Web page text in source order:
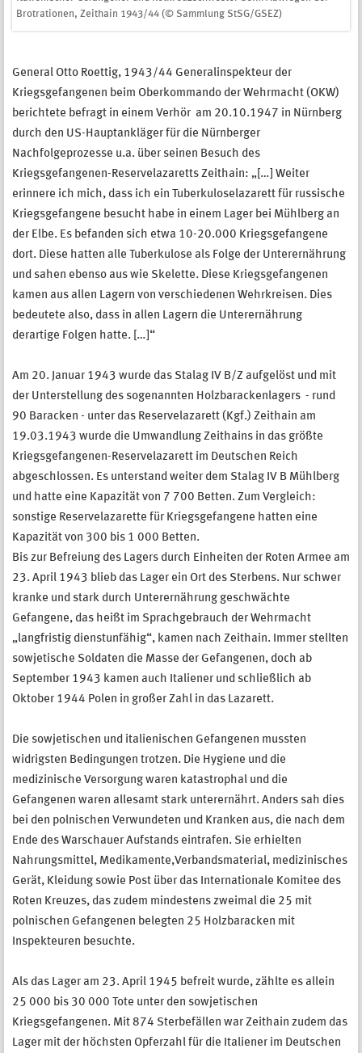
Brotrationen, Zeithain 1943/44 (© Sammlung StSG/GSEZ)
General Otto Roettig, 1943/44 Generalinspekteur der
Kriegsgefangenen beim Oberkommando der Wehrmacht (OKW)
berichtete befragt in einem Verhör am 20.10.1947 in Nürnberg
durch den US-Hauptankläger für die Nürnberger
Nachfolgeprozesse u.a. über seinen Besuch des
Kriegsgefangenen-Reservelazaretts Zeithain: „[…] Weiter
erinnere ich mich, dass ich ein Tuberkuloselazarett für russische
Kriegsgefangene besucht habe in einem Lager bei Mühlberg an
der Elbe. Es befanden sich etwa 10-20.000 Kriegsgefangene
dort. Diese hatten alle Tuberkulose als Folge der Unterernährung
und sahen ebenso aus wie Skelette. Diese Kriegsgefangenen
kamen aus allen Lagern von verschiedenen Wehrkreisen. Dies
bedeutete also, dass in allen Lagern die Unterernährung
derartige Folgen hatte. […]“
Am 20. Januar 1943 wurde das Stalag IV B/Z aufgelöst und mit
der Unterstellung des sogenannten Holzbarackenlagers - rund
90 Baracken - unter das Reservelazarett (Kgf.) Zeithain am
19.03.1943 wurde die Umwandlung Zeithains in das größte
Kriegsgefangenen-Reservelazarett im Deutschen Reich
abgeschlossen. Es unterstand weiter dem Stalag IV B Mühlberg
und hatte eine Kapazität von 7 700 Betten. Zum Vergleich:
sonstige Reservelazarette für Kriegsgefangene hatten eine
Kapazität von 300 bis 1 000 Betten.
Bis zur Befreiung des Lagers durch Einheiten der Roten Armee am
23. April 1943 blieb das Lager ein Ort des Sterbens. Nur schwer
kranke und stark durch Unterernährung geschwächte
Gefangene, das heißt im Sprachgebrauch der Wehrmacht
„langfristig dienstunfähig“, kamen nach Zeithain. Immer stellten
sowjetische Soldaten die Masse der Gefangenen, doch ab
September 1943 kamen auch Italiener und schließlich ab
Oktober 1944 Polen in großer Zahl in das Lazarett.
Die sowjetischen und italienischen Gefangenen mussten
widrigsten Bedingungen trotzen. Die Hygiene und die
medizinische Versorgung waren katastrophal und die
Gefangenen waren allesamt stark unterernährt. Anders sah dies
bei den polnischen Verwundeten und Kranken aus, die nach dem
Ende des Warschauer Aufstands eintrafen. Sie erhielten
Nahrungsmittel, Medikamente,Verbandsmaterial, medizinisches
Gerät, Kleidung sowie Post über das Internationale Komitee des
Roten Kreuzes, das zudem mindestens zweimal die 25 mit
polnischen Gefangenen belegten 25 Holzbaracken mit
Inspekteuren besuchte.
Als das Lager am 23. April 1945 befreit wurde, zählte es allein
25 000 bis 30 000 Tote unter den sowjetischen
Kriegsgefangenen. Mit 874 Sterbefällen war Zeithain zudem das
Lager mit der höchsten Opferzahl für die Italiener im Deutschen